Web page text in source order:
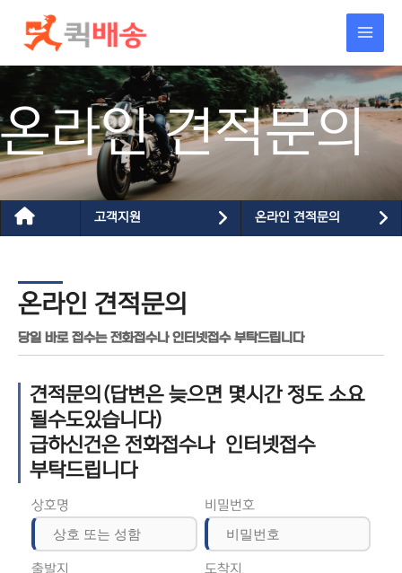
건너뛰기
온라인 견적문의
고객지원 온라인 견적문의
온라인 견적문의
당일 바로 접수는 전화접수나 인터넷접수 부탁드립니다
견적문의(답변은 늦으면 몇시간 정도 소요
될수도있습니다)
급하신건은 전화접수나 인터넷접수
부탁드립니다
상호명 비밀번호
출발지 도착지